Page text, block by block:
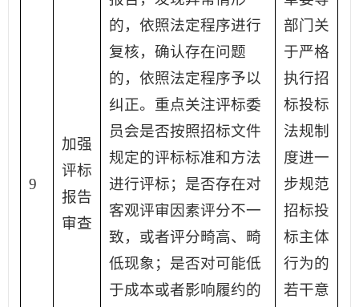
9
加强
评标
报告
审查
的，依照法定程序进行
复核，确认存在问题
的，依照法定程序予以
纠正。重点关注评标委
员会是否按照招标文件
规定的评标标准和方法
进行评标；是否存在对
客观评审因素评分不一
致，或者评分畸高、畸
低现象；是否对可能低
于成本或者影响履约的
部门关
于严格
执行招
标投标
法规制
度进一
步规范
招标投
标主体
行为的
若干意